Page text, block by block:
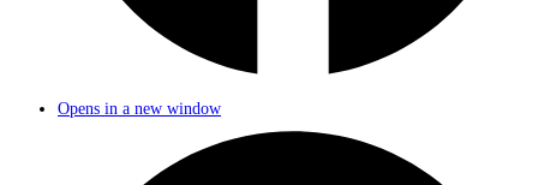
Opens in a new window